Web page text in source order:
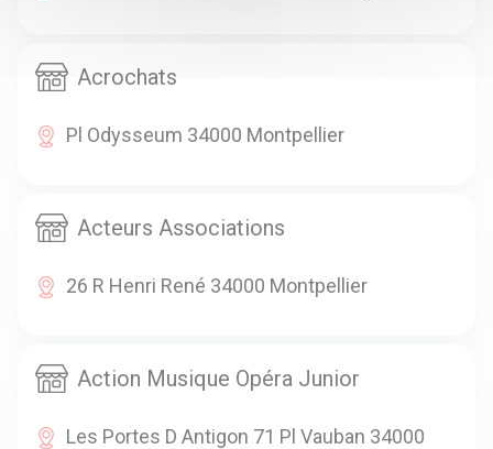
Acrochats
Pl Odysseum 34000 Montpellier
Acteurs Associations
26 R Henri René 34000 Montpellier
Action Musique Opéra Junior
Les Portes D Antigon 71 Pl Vauban 34000